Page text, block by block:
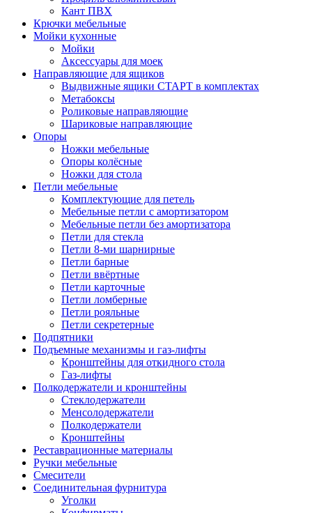
Кант ПВХ
Крючки мебельные
Мойки кухонные
Мойки
Аксессуары для моек
Направляющие для ящиков
Выдвижные ящики СТАРТ в комплектах
Метабоксы
Роликовые направляющие
Шариковые направляющие
Опоры
Ножки мебельные
Опоры колёсные
Ножки для стола
Петли мебельные
Комплектующие для петель
Мебельные петли с амортизатором
Мебельные петли без амортизатора
Петли для стекла
Петли 8-ми шарнирные
Петли барные
Петли ввёртные
Петли карточные
Петли ломберные
Петли рояльные
Петли секретерные
Подпятники
Подъемные механизмы и газ-лифты
Кронштейны для откидного стола
Газ-лифты
Полкодержатели и кронштейны
Стеклодержатели
Менсолодержатели
Полкодержатели
Кронштейны
Реставрационные материалы
Ручки мебельные
Смесители
Соединительная фурнитура
Уголки